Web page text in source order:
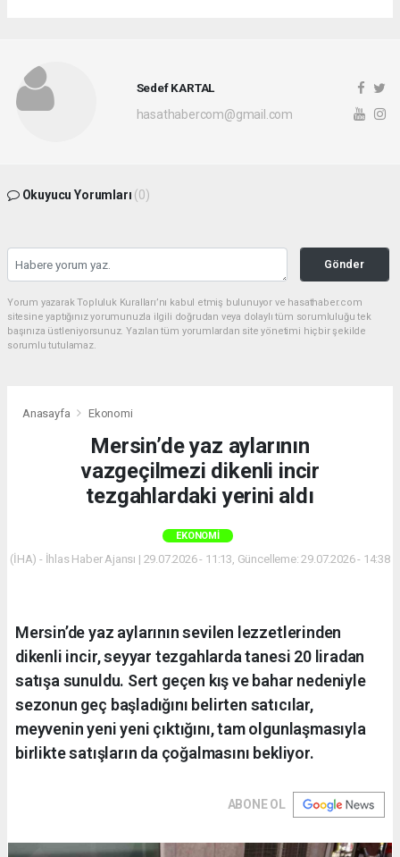
Sedef KARTAL
hasathabercom@gmail.com
Okuyucu Yorumları (0)
Gönder
Yorum yazarak Topluluk Kuralları’nı kabul etmiş bulunuyor ve hasathaber.com
sitesine yaptığınız yorumunuzla ilgili doğrudan veya dolaylı tüm sorumluluğu tek
başınıza üstleniyorsunuz. Yazılan tüm yorumlardan site yönetimi hiçbir şekilde
sorumlu tutulamaz.
Anasayfa Ekonomi
Mersin’de yaz aylarının
vazgeçilmezi dikenli incir
tezgahlardaki yerini aldı
EKONOMI
(İHA) - İhlas Haber Ajansı | 29.07.2026 - 11:13, Güncelleme: 29.07.2026 - 14:38
Mersin’de yaz aylarının sevilen lezzetlerinden
dikenli incir, seyyar tezgahlarda tanesi 20 liradan
satışa sunuldu. Sert geçen kış ve bahar nedeniyle
sezonun geç başladığını belirten satıcılar,
meyvenin yeni yeni çıktığını, tam olgunlaşmasıyla
birlikte satışların da çoğalmasını bekliyor.
ABONE OL